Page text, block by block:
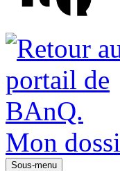
Mon
Sous-menu